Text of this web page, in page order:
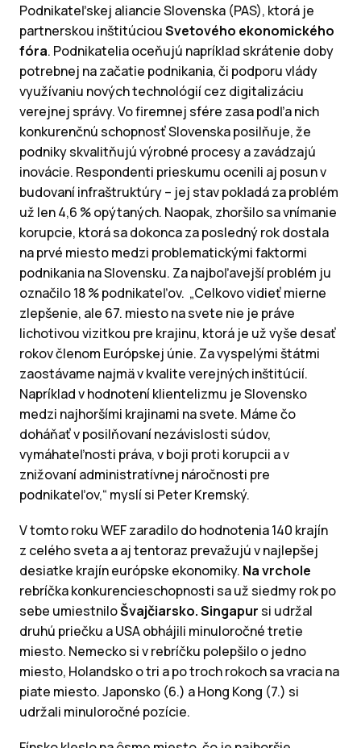
Podnikateľskej aliancie Slovenska (PAS), ktorá je
partnerskou inštitúciouSvetového ekonomického
fóra. Podnikatelia oceňujú napríklad skrátenie doby
potrebnej na začatie podnikania, či podporu vlády
využívaniu nových technológií cez digitalizáciu
verejnej správy. Vo firemnej sfére zasa podľa nich
konkurenčnú schopnosť Slovenska posilňuje, že
podniky skvalitňujú výrobné procesy a zavádzajú
inovácie. Respondenti prieskumu ocenili aj posun v
budovaní infraštruktúry – jej stav pokladá za problém
už len 4,6 % opýtaných. Naopak, zhoršilo sa vnímanie
korupcie, ktorá sa dokonca za posledný rok dostala
na prvé miesto medzi problematickými faktormi
podnikania na Slovensku. Za najboľavejší problém ju
označilo 18 % podnikateľov. „Celkovo vidieť mierne
zlepšenie, ale 67. miesto na svete nie je práve
lichotivou vizitkou pre krajinu, ktorá je už vyše desať
rokov členom Európskej únie. Za vyspelými štátmi
zaostávame najmä v kvalite verejných inštitúcií.
Napríklad v hodnotení klientelizmu je Slovensko
medzi najhoršími krajinami na svete. Máme čo
doháňať v posilňovaní nezávislosti súdov,
vymáhateľnosti práva, v boji proti korupcii a v
znižovaní administratívnej náročnosti pre
podnikateľov,“ myslí si Peter Kremský.
V tomto roku WEF zaradilo do hodnotenia 140 krajín
z celého sveta a aj tentoraz prevažujú v najlepšej
desiatke krajín európske ekonomiky. Na vrchole
rebríčka konkurencieschopnosti sa už siedmy rok po
sebe umiestniloŠvajčiarsko. Singapur si udržal
druhú priečku a USA obhájili minuloročné tretie
miesto. Nemecko si v rebríčku polepšilo o jedno
miesto, Holandsko o tri a po troch rokoch sa vracia na
piate miesto. Japonsko (6.) a Hong Kong (7.) si
udržali minuloročné pozície.